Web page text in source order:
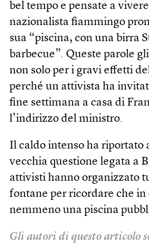
bel tempo e pensate a
nazionalista fiammingo
sua “piscina, con una birra
barbecue”. Queste parole
non solo per i gravi effetti
perché un attivista ha
fine settimana a casa di
l’indirizzo del ministro.
Il caldo intenso ha riportato
vecchia questione legata a
attivisti hanno organizzato
fontane per ricordare che in
nemmeno una piscina
Gli autori di questo articolo